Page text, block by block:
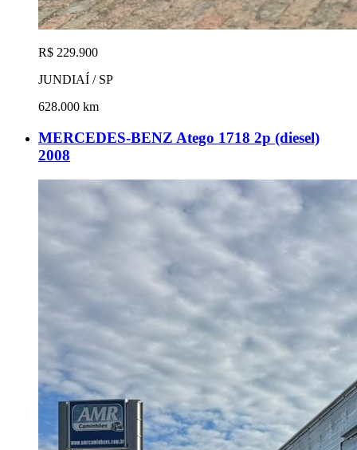
R$ 229.900
JUNDIAÍ / SP
628.000 km
MERCEDES-BENZ Atego 1718 2p (diesel)
2008